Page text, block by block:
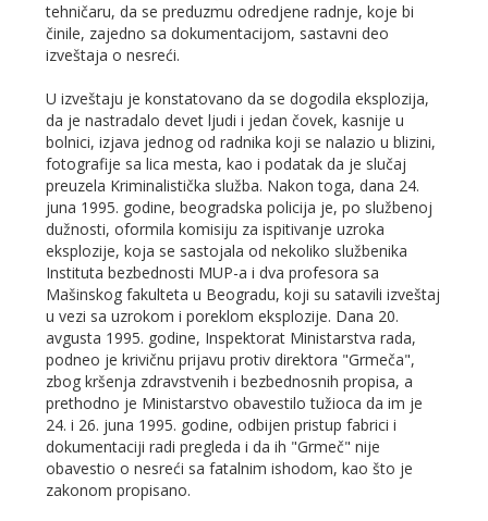
tehničaru, da se preduzmu odredjene radnje, koje bi
činile, zajedno sa dokumentacijom, sastavni deo
izveštaja o nesreći.
U izveštaju je konstatovano da se dogodila eksplozija,
da je nastradalo devet ljudi i jedan čovek, kasnije u
bolnici, izjava jednog od radnika koji se nalazio u blizini,
fotografije sa lica mesta, kao i podatak da je slučaj
preuzela Kriminalistička služba. Nakon toga, dana 24.
juna 1995. godine, beogradska policija je, po službenoj
dužnosti, oformila komisiju za ispitivanje uzroka
eksplozije, koja se sastojala od nekoliko službenika
Instituta bezbednosti MUP-a i dva profesora sa
Mašinskog fakulteta u Beogradu, koji su satavili izveštaj
u vezi sa uzrokom i poreklom eksplozije. Dana 20.
avgusta 1995. godine, Inspektorat Ministarstva rada,
podneo je krivičnu prijavu protiv direktora "Grmeča",
zbog kršenja zdravstvenih i bezbednosnih propisa, a
prethodno je Ministarstvo obavestilo tužioca da im je
24. i 26. juna 1995. godine, odbijen pristup fabrici i
dokumentaciji radi pregleda i da ih "Grmeč" nije
obavestio o nesreći sa fatalnim ishodom, kao što je
zakonom propisano.